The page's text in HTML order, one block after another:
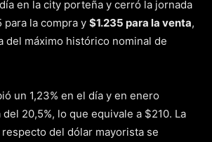
en la city porteña y cerró la jornada
para la compra y $1.235 para la venta,
del máximo histórico nominal de
un 1,23% en el día y en enero
20,5%, lo que equivale a $210. La
del dólar mayorista se